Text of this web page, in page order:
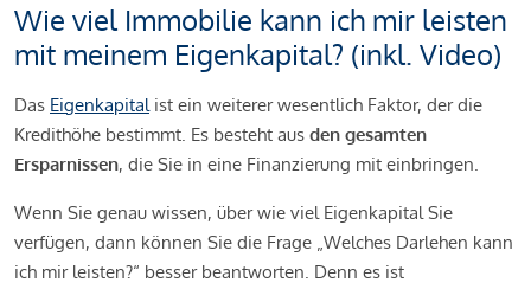
Wie viel Immobilie kann ich mir leisten
mit meinem Eigenkapital? (inkl. Video)
Das Eigenkapitalist ein weiterer wesentlich Faktor, der die
Kredithöhe bestimmt. Es besteht aus den gesamten
Ersparnissen, die Sie in eine Finanzierung mit einbringen.
Wenn Sie genau wissen, über wie viel Eigenkapital Sie
verfügen, dann können Sie die Frage „Welches Darlehen kann
ich mir leisten?“ besser beantworten. Denn es ist